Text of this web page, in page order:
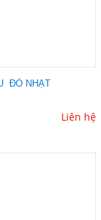
ĐỎ NHẠT
Liên hệ